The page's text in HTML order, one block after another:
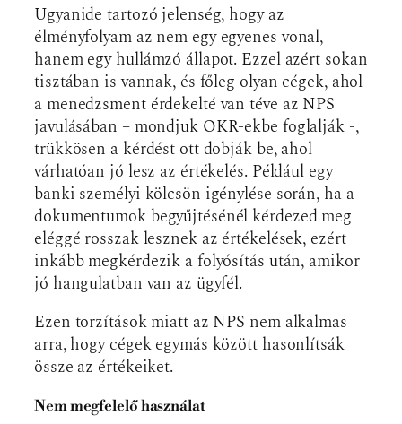
Ugyanide tartozó jelenség, hogy az
élményfolyam az nem egy egyenes vonal,
hanem egy hullámzó állapot. Ezzel azért sokan
tisztában is vannak, és főleg olyan cégek, ahol
a menedzsment érdekelté van téve az NPS
javulásában – mondjuk OKR-ekbe foglalják -,
trükkösen a kérdést ott dobják be, ahol
várhatóan jó lesz az értékelés. Például egy
banki személyi kölcsön igénylése során, ha a
dokumentumok begyűjtésénél kérdezed meg
eléggé rosszak lesznek az értékelések, ezért
inkább megkérdezik a folyósítás után, amikor
jó hangulatban van az ügyfél.
Ezen torzítások miatt az NPS nem alkalmas
arra, hogy cégek egymás között hasonlítsák
össze az értékeiket.
Nem megfelelő használat